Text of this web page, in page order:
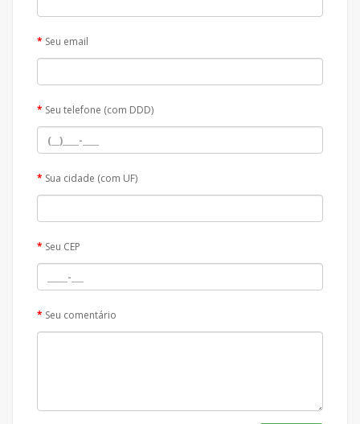
Seu email
Seu telefone (com DDD)
Sua cidade (com UF)
Seu CEP
Seu comentário